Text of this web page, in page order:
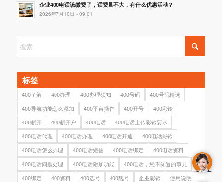
企业400电话该缴费了，话费量不大，有什么优惠活动？
2026年7月10日 - 09:01
标签
400了解 400办理 400办理须知 400号码
400号码精选
400导航功能怎么添加
400平台操作 400开号
400彩铃
400新开
400新开户 400电话
400电话上传彩铃要求
400电话代理
400电话办理 400电话开通
400电话彩铃
400电话怎么办理
400电话短信 400电话绑定
400电话资料
400电话问题处理
400电话附加功能
400电话，您不知道的事儿
400绑定
400资料 400选号 400靓号 企业彩铃
使用说明